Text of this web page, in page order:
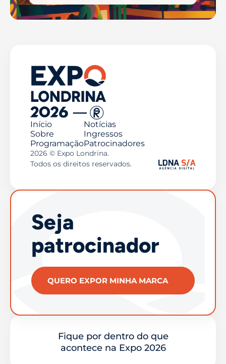
Início
Sobre
Programação
Notícias
Ingressos
Patrocinadores
2026 © Expo Londrina.
Todos os direitos reservados.
Seja
patrocinador
QUERO EXPOR MINHA MARCA
Fique por dentro do que
acontece na Expo 2026